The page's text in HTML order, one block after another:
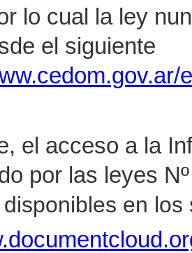
lo cual la ley
el siguiente
el acceso a la
por las leyes
en los